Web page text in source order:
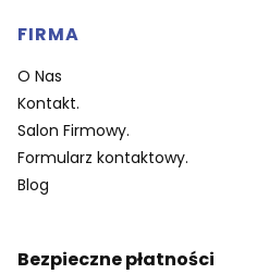
FIRMA
O Nas
Kontakt.
Salon Firmowy.
Formularz kontaktowy.
Blog
Bezpieczne płatności